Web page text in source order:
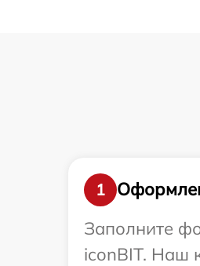
1
Заполните
iconBIT. Наш